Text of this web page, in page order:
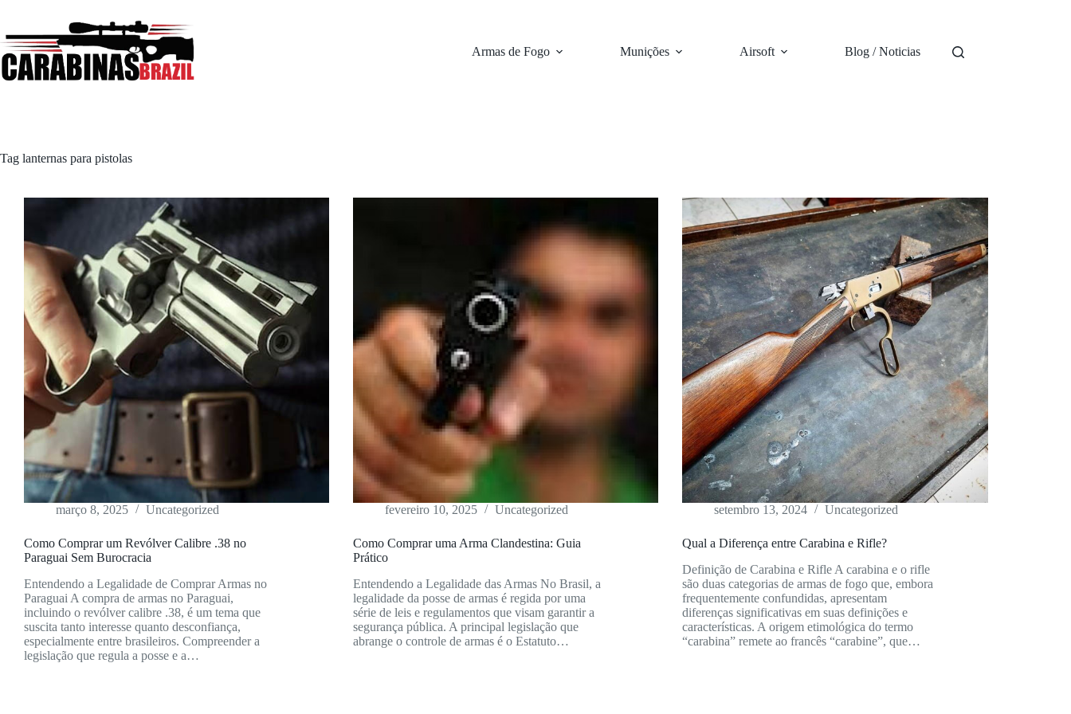
conteúdo
Armas de Fogo Munições Airsoft Blog / Noticias
Tag lanternas para pistolas
março 8, 2025 Uncategorized
Como Comprar um Revólver Calibre .38 no
Paraguai Sem Burocracia
Entendendo a Legalidade de Comprar Armas no
Paraguai A compra de armas no Paraguai,
incluindo o revólver calibre .38, é um tema que
suscita tanto interesse quanto desconfiança,
especialmente entre brasileiros. Compreender a
legislação que regula a posse e a…
fevereiro 10, 2025 Uncategorized
Como Comprar uma Arma Clandestina: Guia
Prático
Entendendo a Legalidade das Armas No Brasil, a
legalidade da posse de armas é regida por uma
série de leis e regulamentos que visam garantir a
segurança pública. A principal legislação que
abrange o controle de armas é o Estatuto…
setembro 13, 2024 Uncategorized
Qual a Diferença entre Carabina e Rifle?
Definição de Carabina e Rifle A carabina e o rifle
são duas categorias de armas de fogo que, embora
frequentemente confundidas, apresentam
diferenças significativas em suas definições e
características. A origem etimológica do termo
“carabina” remete ao francês “carabine”, que…